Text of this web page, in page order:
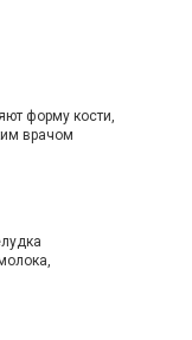
форму кости,
врачом